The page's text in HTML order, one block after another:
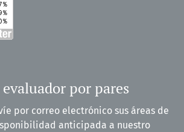
por pares
por correo electrónico sus áreas de
anticipada a nuestro